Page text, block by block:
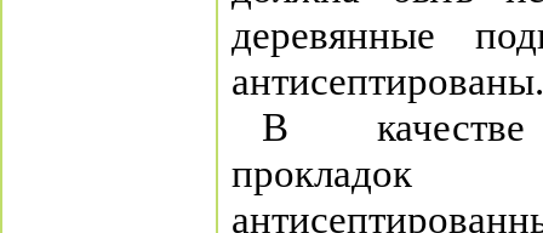
деревянные
антисептированы.
В качестве